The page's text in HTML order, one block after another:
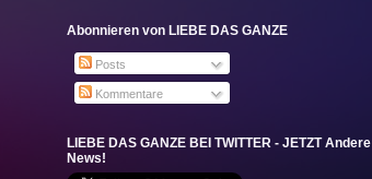
Abonnieren von LIEBE DAS GANZE
Posts
Kommentare
LIEBE DAS GANZE BEI TWITTER - JETZT Andere
News!